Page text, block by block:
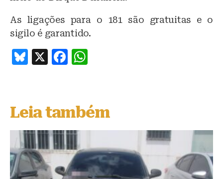
As ligações para o 181 são gratuitas e o
sigilo é garantido.
B
s
k
y
X
F
e
b
o
o
k
s
A
p
p
Leia também